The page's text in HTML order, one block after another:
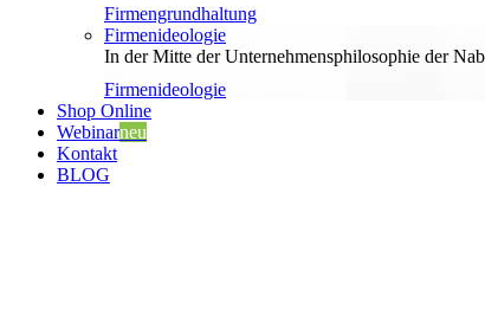
Firmengrundhaltung
Firmenideologie
In der Mitte der Unternehmensphilosophie der
Firmenideologie
Shop Online
Webinarneu
Kontakt
BLOG